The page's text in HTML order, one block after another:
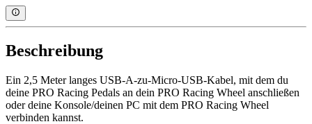
Beschreibung
Ein 2,5 Meter langes USB-A-zu-Micro-USB-Kabel, mit dem du
deine PRO Racing Pedals an dein PRO Racing Wheel anschließen
oder deine Konsole/deinen PC mit dem PRO Racing Wheel
verbinden kannst.